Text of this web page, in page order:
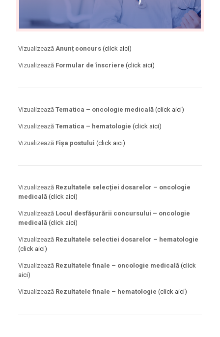
Vizualizează Anunț concurs (click aici)
Vizualizează Formular de înscriere (click aici)
Vizualizează Tematica – oncologie medicală (click aici)
Vizualizează Tematica – hematologie (click aici)
Vizualizează Fișa postului (click aici)
Vizualizează Rezultatele selecției dosarelor – oncologie
medicală (click aici)
Vizualizează Locul desfășurării concursului – oncologie
medicală (click aici)
Vizualizează Rezultatele selectiei dosarelor – hematologie
(click aici)
Vizualizează Rezultatele finale – oncologie medicală (click
aici)
Vizualizează Rezultatele finale – hematologie (click aici)